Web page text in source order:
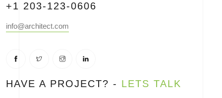
+1 203-123-0606
info@architect.com
HAVE A PROJECT? - LETS TALK